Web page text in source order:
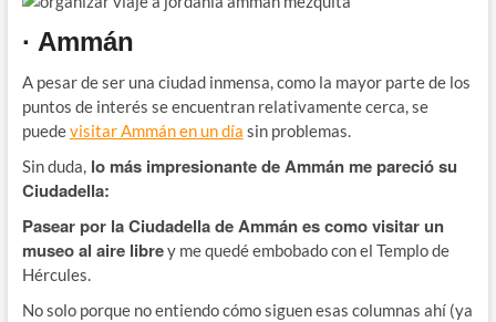
· Ammán
A pesar de ser una ciudad inmensa, como la mayor parte de los
puntos de interés se encuentran relativamente cerca, se
puedevisitar Ammán en un día sin problemas.
Sin duda,lo más impresionante de Ammán me pareció su
Ciudadella:
Pasear por la Ciudadella de Ammán es como visitar un
museo al aire librey me quedé embobado con el Templo de
Hércules.
No solo porque no entiendo cómo siguen esas columnas ahí (ya